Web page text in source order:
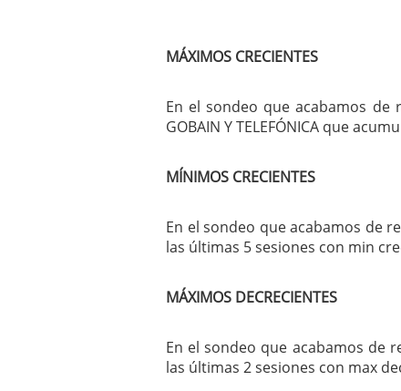
MÁXIMOS CRECIENTES
En el sondeo que acabamos de
GOBAIN Y TELEFÓNICA que
MÍNIMOS CRECIENTES
En el sondeo que acabamos de
las últimas 5 sesiones con min
MÁXIMOS DECRECIENTES
En el sondeo que acabamos de
las últimas 2 sesiones con max